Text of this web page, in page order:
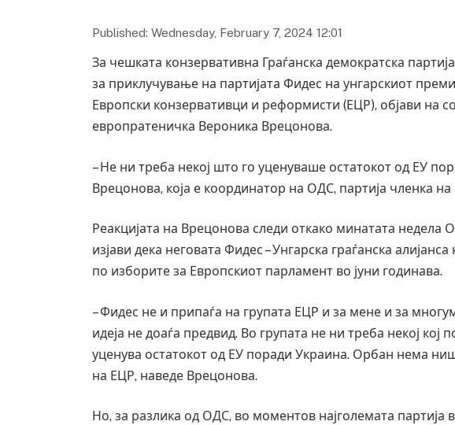
Published: Wednesday, February 7, 2024 12:01
За чешката конзервативна Граѓанска демократска
за приклучување на партијата Фидес на унгарскиот
Европски конзервативци и реформисти (ЕЦР), објави на
европратеничка Вероника Врецонова.
– Не ни треба некој што го уценуваше остатокот од ЕУ
Врецонова, која е координатор на ОДС, партија членка
Реакцијата на Врецонова следи откако минатата недела
изјави дека неговата Фидес – Унгарска граѓанска
по изборите за Европскиот парламент во јуни годинава.
– Фидес не и припаѓа на групата ЕЦР и за мене и за
идеја не доаѓа предвид. Во групата не ни треба некој кој
уценува остатокот од ЕУ поради Украина. Орбан нема
на ЕЦР, наведе Врецонова.
Но, за разлика од ОДС, во моментов најголемата партија